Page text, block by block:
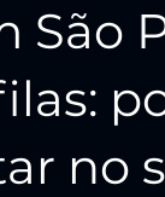
São
no